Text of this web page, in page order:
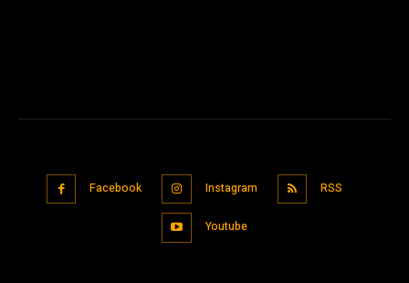
Facebook Instagram RSS
Youtube